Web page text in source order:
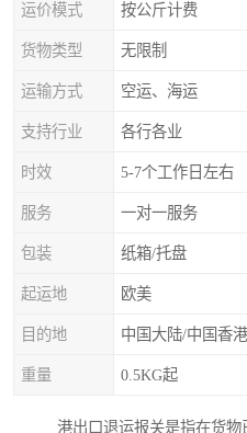
运价模式 按公斤计费
货物类型 无限制
运输方式 空运、海运
支持行业 各行各业
时效 5-7个工作日左右
服务 一对一服务
包装 纸箱/托盘
起运地 欧美
目的地 中国大陆/中国香港
重量 0.5KG起
港出口退运报关是指在货